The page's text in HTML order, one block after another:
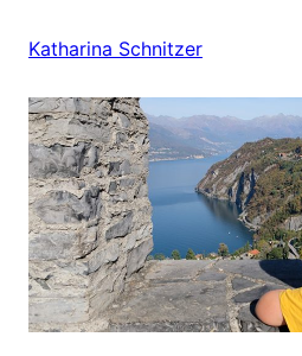
InhaltKatharina Schnitzer